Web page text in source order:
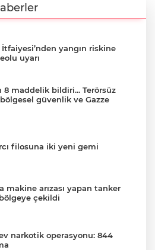
yangın riskine
uyarı
8 maddelik bildiri... Terörsüz
güvenlik ve Gazze
filosuna iki yeni gemi
makine arızası yapan tanker
çekildi
narkotik operasyonu: 844